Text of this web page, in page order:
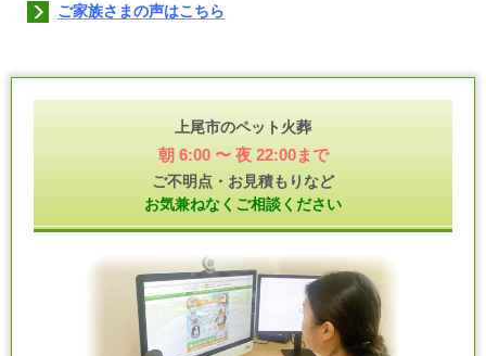
ご家族さまの声はこちら
上尾市のペット火葬
朝 6:00 〜 夜 22:00まで
ご不明点・お見積もりなど
お気兼ねなくご相談ください